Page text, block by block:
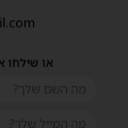
או שילחו